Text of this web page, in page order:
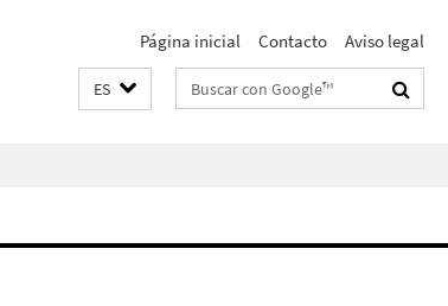
Página inicial Contacto Aviso legal
ES Suchbegriffe